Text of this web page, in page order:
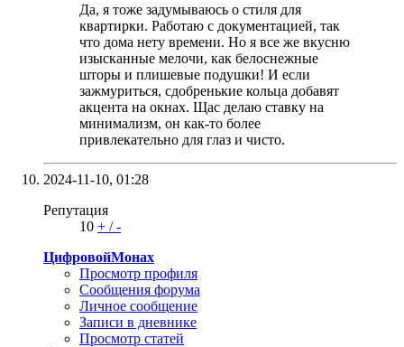
Да, я тоже задумываюсь о стиля для
квартирки. Работаю с документацией, так
что дома нету времени. Но я все же вкусню
изысканные мелочи, как белоснежные
шторы и плишевые подушки! И если
зажмуриться, сдобренькие кольца добавят
акцента на окнах. Щас делаю ставку на
минимализм, он как-то более
привлекательно для глаз и чисто.
2024-11-10, 01:28
Репутация
10 + /-
ЦифровойМонах
Просмотр профиля
Сообщения форума
Личное сообщение
Записи в дневнике
Просмотр статей